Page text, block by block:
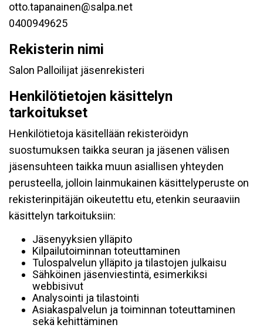
otto.tapanainen@salpa.net
0400949625
Rekisterin nimi
Salon Palloilijat jäsenrekisteri
Henkilötietojen käsittelyn
tarkoitukset
Henkilötietoja käsitellään rekisteröidyn
suostumuksen taikka seuran ja jäsenen välisen
jäsensuhteen taikka muun asiallisen yhteyden
perusteella, jolloin lainmukainen käsittelyperuste on
rekisterinpitäjän oikeutettu etu, etenkin seuraaviin
käsittelyn tarkoituksiin:
Jäsenyyksien ylläpito
Kilpailutoiminnan toteuttaminen
Tulospalvelun ylläpito ja tilastojen julkaisu
Sähköinen jäsenviestintä, esimerkiksi
webbisivut
Analysointi ja tilastointi
Asiakaspalvelun ja toiminnan toteuttaminen
sekä kehittäminen